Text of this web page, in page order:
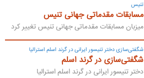
تنیس
مسابقات مقدماتی جهانی تنیس
میزبان مسابقات مقدماتی جهانی تنیس تغییر کرد
شگفتی‌سازی دختر تنیسور ایرانی در گرند اسلم استرالیا
شگفتی‌سازی در گرند اسلم
دختر تنیسور ایرانی در گرند اسلم استرالیا